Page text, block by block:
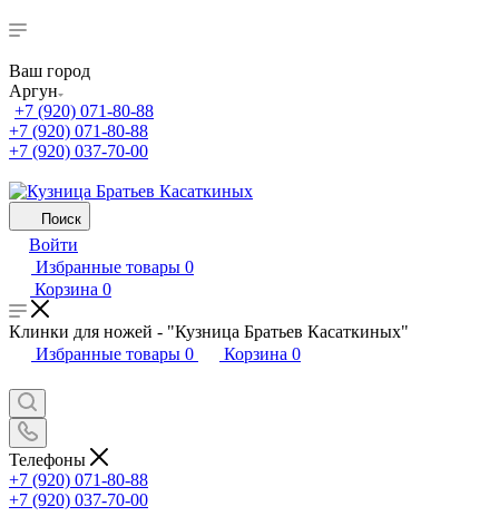
Ваш город
Аргун
+7 (920) 071-80-88
+7 (920) 071-80-88
+7 (920) 037-70-00
Поиск
Войти
Избранные товары 0
Корзина 0
Клинки для ножей - "Кузница Братьев Касаткиных"
Избранные товары 0 Корзина 0
Телефоны
+7 (920) 071-80-88
+7 (920) 037-70-00